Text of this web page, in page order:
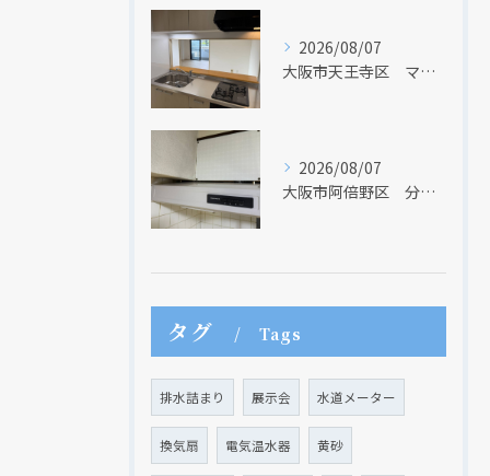
2026/08/07
大阪市天王寺区 マンションのキッチン取替及び内装リフォーム工事 クリナップ
2026/08/07
大阪市阿倍野区 分譲マンションのレンジフード取替リフォーム工事 タカラスタンダード
タグ Tags
排水詰まり 展示会 水道メーター
換気扇 電気温水器 黄砂